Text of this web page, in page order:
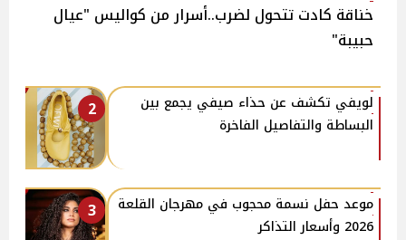
خناقة كادت تتحول لضرب..أسرار من كواليس "عيال
حبيبة"
2
لويفي تكشف عن حذاء صيفي يجمع بين
البساطة والتفاصيل الفاخرة
3
موعد حفل نسمة محجوب في مهرجان القلعة
2026 وأسعار التذاكر